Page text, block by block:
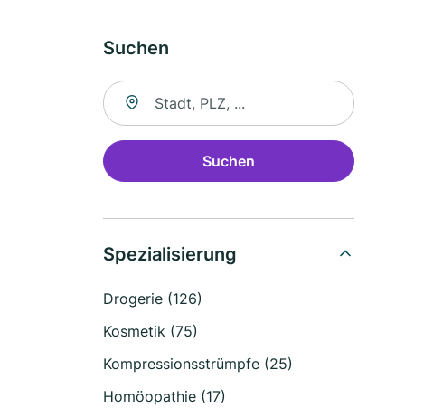
Suchen
Suche nach Ort
Suchen
Spezialisierung
Drogerie (126)
Kosmetik (75)
Kompressionsstrümpfe (25)
Homöopathie (17)